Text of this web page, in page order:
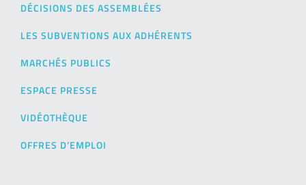
DÉCISIONS DES ASSEMBLÉES
LES SUBVENTIONS AUX ADHÉRENTS
MARCHÉS PUBLICS
ESPACE PRESSE
VIDÉOTHÈQUE
OFFRES D’EMPLOI